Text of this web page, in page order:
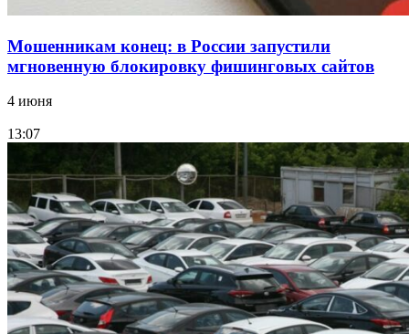
Мошенникам конец: в России запустили
мгновенную блокировку фишинговых сайтов
4 июня
13:07